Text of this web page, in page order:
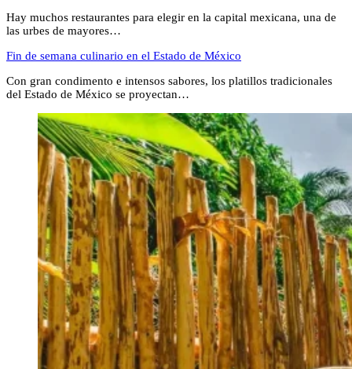
Hay muchos restaurantes para elegir en la capital mexicana, una de
las urbes de mayores…
Fin de semana culinario en el Estado de México
Con gran condimento e intensos sabores, los platillos tradicionales
del Estado de México se proyectan…